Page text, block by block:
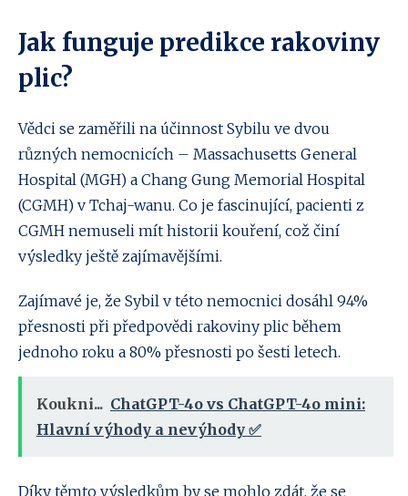
Jak funguje predikce rakoviny
plic?
Vědci se zaměřili na účinnost Sybilu ve dvou
různých nemocnicích – Massachusetts General
Hospital (MGH) a Chang Gung Memorial Hospital
(CGMH) v Tchaj-wanu. Co je fascinující, pacienti z
CGMH nemuseli mít historii kouření, což činí
výsledky ještě zajímavějšími.
Zajímavé je, že Sybil v této nemocnici dosáhl 94%
přesnosti při předpovědi rakoviny plic během
jednoho roku a 80% přesnosti po šesti letech.
Koukni... ChatGPT-4o vs ChatGPT-4o mini:
Hlavní výhody a nevýhody ✅
Díky těmto výsledkům by se mohlo zdát, že se